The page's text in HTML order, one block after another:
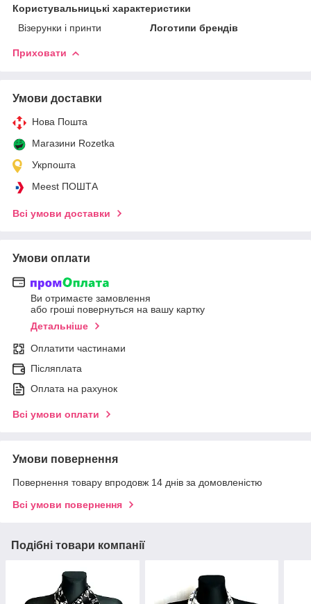
Користувальницькі характеристики
Візерунки і принти
Логотипи брендів
Приховати
Умови доставки
Нова Пошта
Магазини Rozetka
Укрпошта
Meest ПОШТА
Всі умови доставки
Умови оплати
Ви отримаєте замовлення
або гроші повернуться на вашу картку
Детальніше
Оплатити частинами
Післяплата
Оплата на рахунок
Всі умови оплати
Умови повернення
Повернення товару впродовж 14 днів за домовленістю
Всі умови повернення
Подібні товари компанії